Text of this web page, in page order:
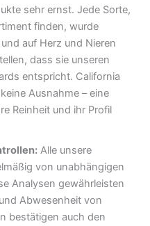
sehr ernst. Jede Sorte,
finden, wurde
auf Herz und Nieren
dass sie unseren
entspricht. California
Ausnahme – eine
Reinheit und ihr Profil
Alle unsere
von unabhängigen
Analysen gewährleisten
Abwesenheit von
bestätigen auch den